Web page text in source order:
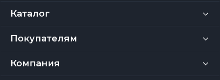
Каталог
Покупателям
Компания